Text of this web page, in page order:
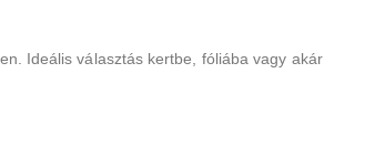
Ideális választás kertbe, fóliába vagy akár